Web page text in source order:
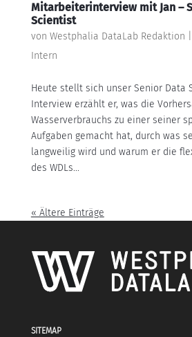
Mitarbeiterinterview mit Jan –
Scientist
von Westphalia DataLab Redaktion
Intern
Heute stellt sich unser Senior Data
Interview erzählt er, was die
Wasserverbrauchs zu einer seiner
Aufgaben gemacht hat, durch was
langweilig wird und warum er die
des WDLs...
« Ältere Einträge
SITEMAP